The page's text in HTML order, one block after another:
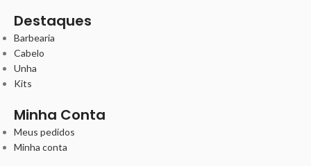
Destaques
Barbearia
Cabelo
Unha
Kits
Minha Conta
Meus pedidos
Minha conta